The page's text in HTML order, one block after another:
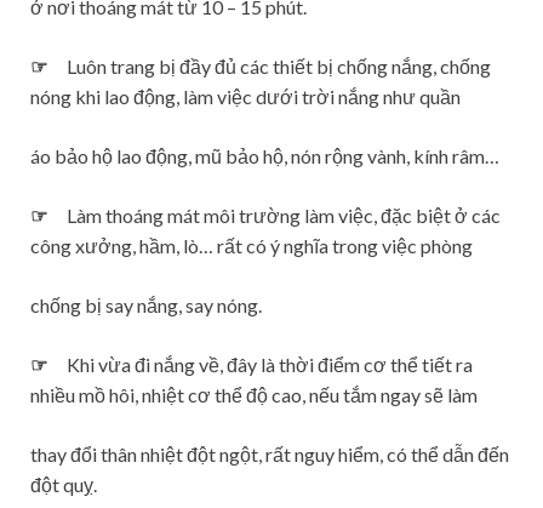
ở nơi thoáng mát từ 10 – 15 phút.
☞ Luôn trang bị đầy đủ các thiết bị chống nắng, chống
nóng khi lao động, làm việc dưới trời nắng như quần
áo bảo hộ lao động, mũ bảo hộ, nón rộng vành, kính râm…
☞ Làm thoáng mát môi trường làm việc, đặc biệt ở các
công xưởng, hầm, lò… rất có ý nghĩa trong việc phòng
chống bị say nắng, say nóng.
☞ Khi vừa đi nắng về, đây là thời điểm cơ thể tiết ra
nhiều mồ hôi, nhiệt cơ thể độ cao, nếu tắm ngay sẽ làm
thay đổi thân nhiệt đột ngột, rất nguy hiểm, có thể dẫn đến
đột quỵ.